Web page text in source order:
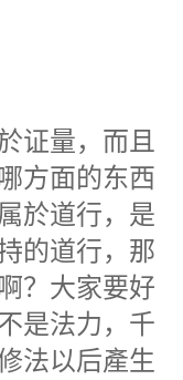
证量，而且
方面的东西
於道行，是
的道行，那
？大家要好
是法力，千
法以后產生